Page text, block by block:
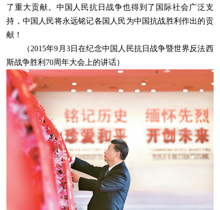
了重大贡献。中国人民抗日战争也得到了国际社会广泛支
持，中国人民将永远铭记各国人民为中国抗战胜利作出的贡
献！
（2015年9月3日在纪念中国人民抗日战争暨世界反法西
斯战争胜利70周年大会上的讲话）